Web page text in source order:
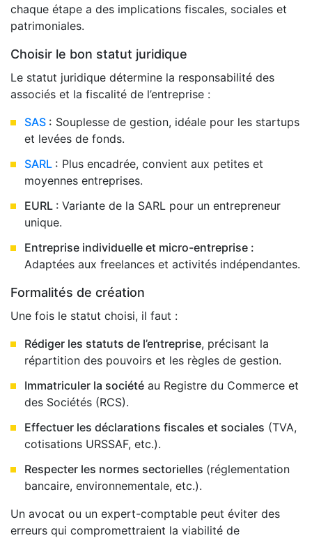
chaque étape a des implications fiscales, sociales et
patrimoniales.
Choisir le bon statut juridique
Le statut juridique détermine la responsabilité des
associés et la fiscalité de l’entreprise :
SAS : Souplesse de gestion, idéale pour les startups
et levées de fonds.
SARL : Plus encadrée, convient aux petites et
moyennes entreprises.
EURL : Variante de la SARL pour un entrepreneur
unique.
Entreprise individuelle et micro-entreprise :
Adaptées aux freelances et activités indépendantes.
Formalités de création
Une fois le statut choisi, il faut :
Rédiger les statuts de l’entreprise, précisant la
répartition des pouvoirs et les règles de gestion.
Immatriculer la société au Registre du Commerce et
des Sociétés (RCS).
Effectuer les déclarations fiscales et sociales (TVA,
cotisations URSSAF, etc.).
Respecter les normes sectorielles (réglementation
bancaire, environnementale, etc.).
Un avocat ou un expert-comptable peut éviter des
erreurs qui compromettraient la viabilité de